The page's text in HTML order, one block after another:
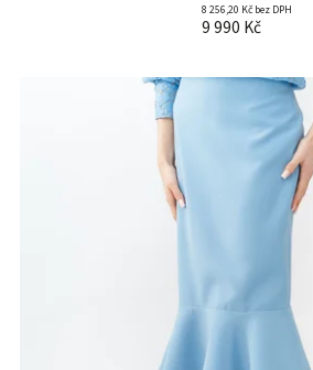
8 256,20 Kč bez DPH
9 990 Kč